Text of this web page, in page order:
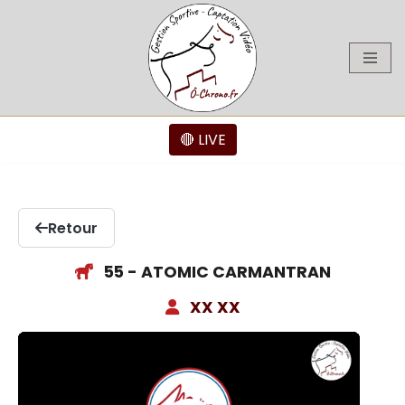
🔴 LIVE
Retour
55 - ATOMIC CARMANTRAN
XX XX